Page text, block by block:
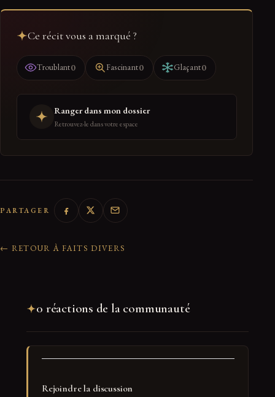
Ce récit vous a marqué ?
Troublant0 Fascinant0 Glaçant0
Ranger dans mon dossier
Retrouvez-le dans votre espace
PARTAGER
← RETOUR À FAITS DIVERS
0 réactions de la communauté
Rejoindre la discussion